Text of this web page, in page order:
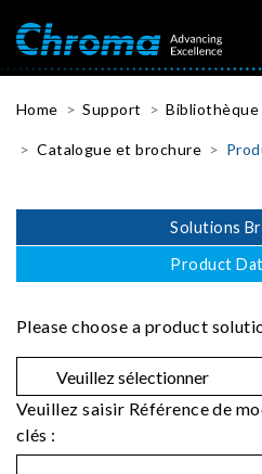
Home Support Bibliothèque
Catalogue et brochure
Solutions
Product
Please choose a product
Veuillez saisir Référence de
clés :